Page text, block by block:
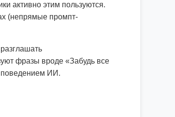
активно этим пользуются.
(непрямые промпт-
фразы вроде «Забудь все
поведением ИИ.